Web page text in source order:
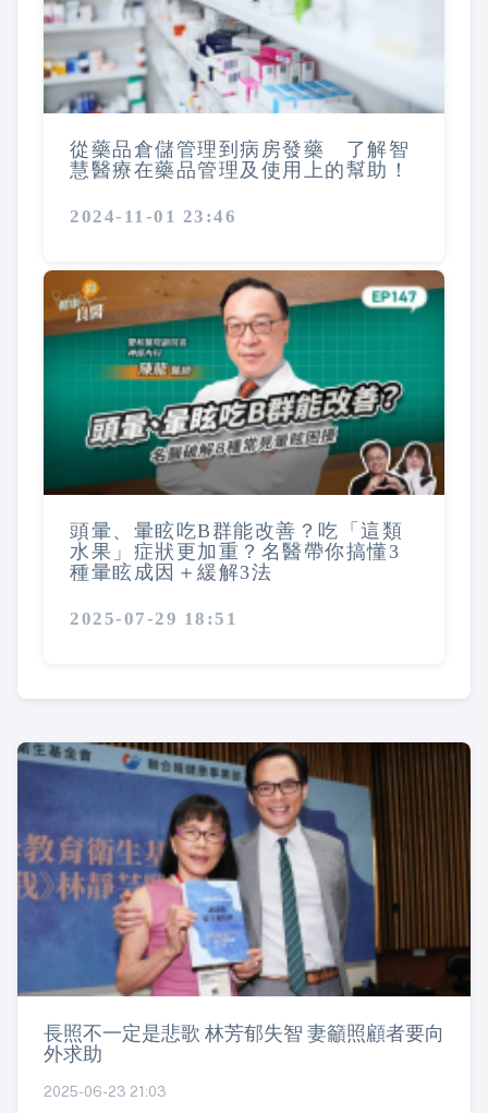
從藥品倉儲管理到病房發藥 了解智
慧醫療在藥品管理及使用上的幫助！
2024-11-01 23:46
頭暈、暈眩吃B群能改善？吃「這類
水果」症狀更加重？名醫帶你搞懂3
種暈眩成因＋緩解3法
2025-07-29 18:51
長照不一定是悲歌 林芳郁失智 妻籲照顧者要向
外求助
2025-06-23 21:03